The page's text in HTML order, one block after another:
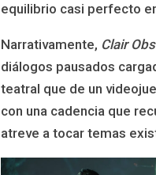
equilibrio casi perfecto
Narrativamente, Clair
diálogos pausados
teatral que de un
con una cadencia que
atreve a tocar temas